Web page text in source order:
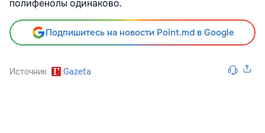
полифенолы одинаково.
Подпишитесь на новости Point.md в Google
Источник Gazeta